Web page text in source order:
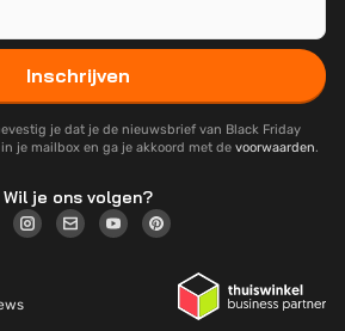
Inschrijven
je dat je de nieuwsbrief van Black Friday
je mailbox en ga je akkoord met de voorwaarden.
Wil je ons volgen?